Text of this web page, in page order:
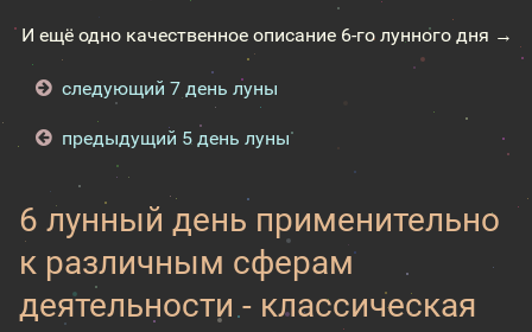
И ещё одно качественное описание 6-го лунного дня →
следующий 7 день луны
предыдущий 5 день луны
6 лунный день применительно
к различным сферам
деятельности - классическая